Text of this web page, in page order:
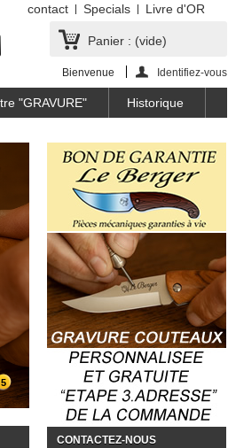
contact Specials Livre d'OR
Panier : (vide)
Bienvenue Identifiez-vous
"GRAVURE" Historique
5
CONTACTEZ-NOUS